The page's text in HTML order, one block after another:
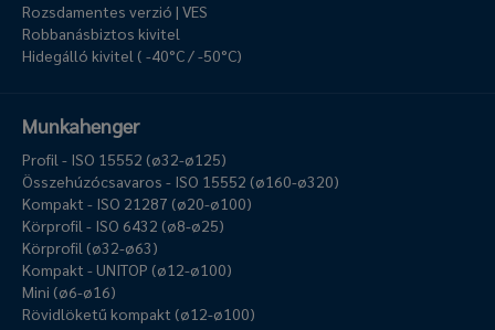
Rozsdamentes verzió | VES
Robbanásbiztos kivitel
Hidegálló kivitel ( -40°C / -50°C)
Munkahenger
Profil - ISO 15552 (ø32-ø125)
Összehúzócsavaros - ISO 15552 (ø160-ø320)
Kompakt - ISO 21287 (ø20-ø100)
Körprofil - ISO 6432 (ø8-ø25)
Körprofil (ø32-ø63)
Kompakt - UNITOP (ø12-ø100)
Mini (ø6-ø16)
Rövidlöketű kompakt (ø12-ø100)